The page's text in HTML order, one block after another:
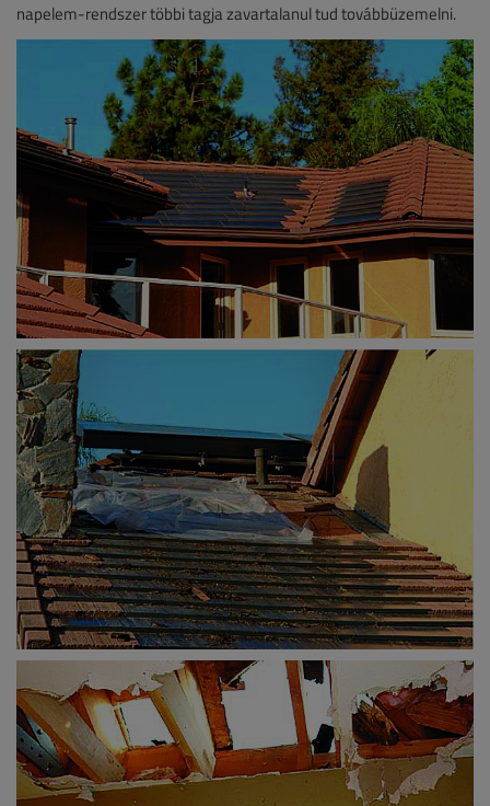
napelem-rendszer többi tagja zavartalanul tud továbbüzemelni.